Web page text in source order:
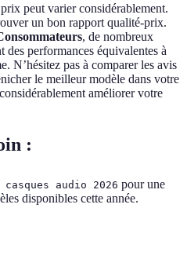
peut varier considérablement.
un bon rapport qualité-prix.
, de nombreux
performances équivalentes à
N’hésitez pas à comparer les avis
le meilleur modèle dans votre
améliorer votre
:
audio 2026 pour une
disponibles cette année.